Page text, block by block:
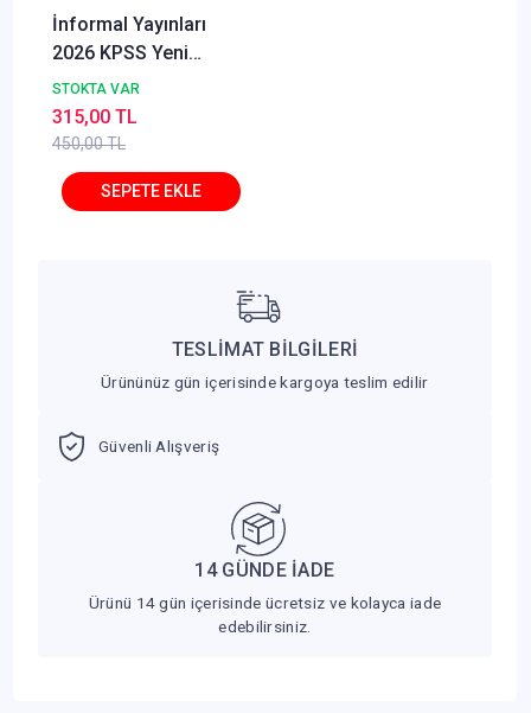
İnformal Yayınları
2026 KPSS Yeni
Sistem Anamorfik
Matematik Özgün
Soru Bankası Konu
Konu Dijital Çözümlü
STOKTA VAR
450,00 TL
315,00 TL
TESLİMAT BİLGİLERİ
Ürününüz gün içerisinde kargoya teslim edilir
Güvenli Alışveriş
14 GÜNDE İADE
Ürünü 14 gün içerisinde ücretsiz ve kolayca iade
edebilirsiniz.